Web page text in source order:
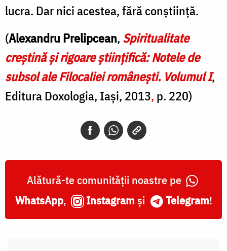
lucra. Dar nici acestea, fără conștiință.
(Alexandru Prelipcean, Spiritualitate
creștină și rigoare științifică: Notele de
subsol ale Filocaliei românești. Volumul I,
Editura Doxologia, Iași, 2013, p. 220)
Alătură-te comunității noastre pe
WhatsApp, Instagram și Telegram!